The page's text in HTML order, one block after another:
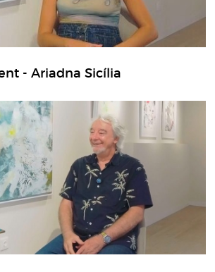
- Ariadna Sicília